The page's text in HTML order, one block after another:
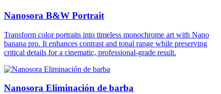
Nanosora B&W Portrait
Transform color portraits into timeless monochrome art with Nano
banana pro. It enhances contrast and tonal range while preserving
critical details for a cinematic, professional-grade result.
Nanosora Eliminación de barba